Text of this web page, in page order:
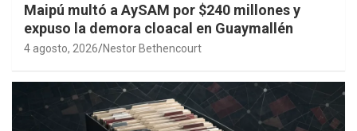
Maipú multó a AySAM por $240 millones y
expuso la demora cloacal en Guaymallén
4 agosto, 2026 Nestor Bethencourt